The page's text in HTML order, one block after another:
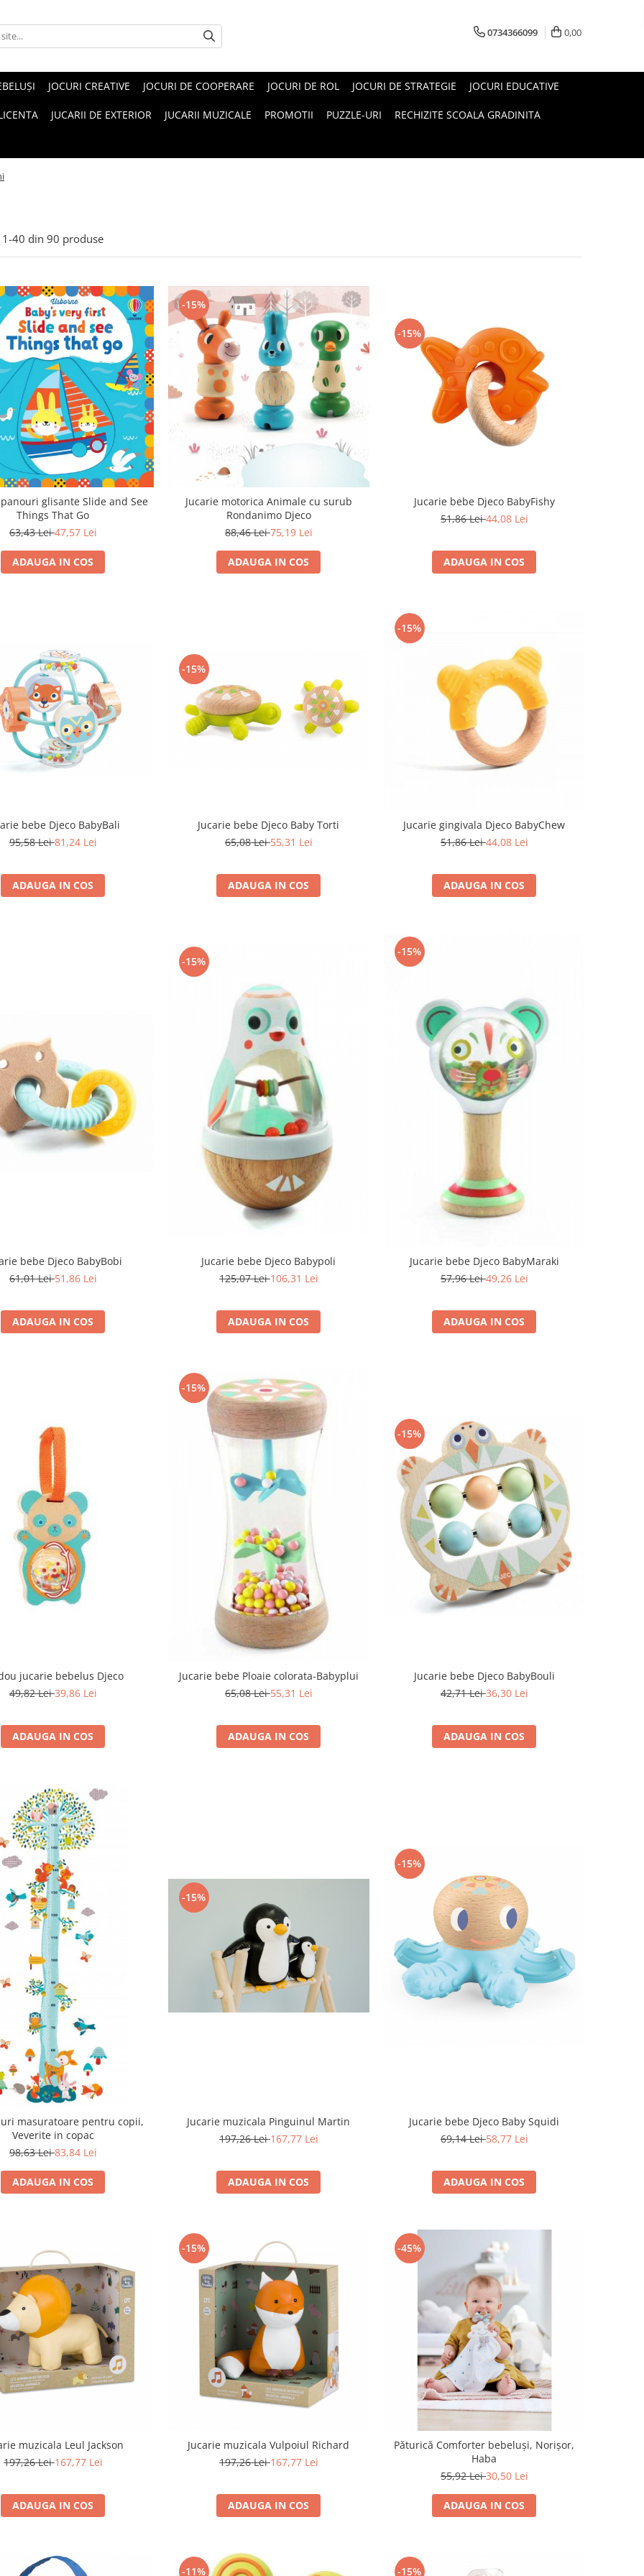
0734366099 0,00
JOCURI CREATIVE JOCURI DE COOPERARE JOCURI DE ROL JOCURI DE STRATEGIE JOCURI EDUCATIVE
JUCARII DE EXTERIOR JUCARII MUZICALE PROMOTII PUZZLE-URI RECHIZITE SCOALA GRADINITA
1-40 din 90 produse
glisante Slide and See
Things That Go
63,43 Lei47,57 Lei
ADAUGA IN COS
-15%
Jucarie motorica Animale cu surub
Rondanimo Djeco
88,46 Lei75,19 Lei
ADAUGA IN COS
-15%
Jucarie bebe Djeco BabyFishy
51,86 Lei44,08 Lei
ADAUGA IN COS
bebe Djeco BabyBali
95,58 Lei81,24 Lei
ADAUGA IN COS
-15%
Jucarie bebe Djeco Baby Torti
65,08 Lei55,31 Lei
ADAUGA IN COS
-15%
Jucarie gingivala Djeco BabyChew
51,86 Lei44,08 Lei
ADAUGA IN COS
bebe Djeco BabyBobi
61,01 Lei51,86 Lei
ADAUGA IN COS
-15%
Jucarie bebe Djeco Babypoli
125,07 Lei106,31 Lei
ADAUGA IN COS
-15%
Jucarie bebe Djeco BabyMaraki
57,96 Lei49,26 Lei
ADAUGA IN COS
jucarie bebelus Djeco
49,82 Lei39,86 Lei
ADAUGA IN COS
-15%
Jucarie bebe Ploaie colorata-Babyplui
65,08 Lei55,31 Lei
ADAUGA IN COS
-15%
Jucarie bebe Djeco BabyBouli
42,71 Lei36,30 Lei
ADAUGA IN COS
masuratoare pentru copii,
Veverite in copac
98,63 Lei83,84 Lei
ADAUGA IN COS
-15%
Jucarie muzicala Pinguinul Martin
197,26 Lei167,77 Lei
ADAUGA IN COS
-15%
Jucarie bebe Djeco Baby Squidi
69,14 Lei58,77 Lei
ADAUGA IN COS
muzicala Leul Jackson
197,26 Lei167,77 Lei
ADAUGA IN COS
-15%
Jucarie muzicala Vulpoiul Richard
197,26 Lei167,77 Lei
ADAUGA IN COS
-45%
Păturică Comforter bebeluși, Norișor,
Haba
55,92 Lei30,50 Lei
ADAUGA IN COS
-11% -15%